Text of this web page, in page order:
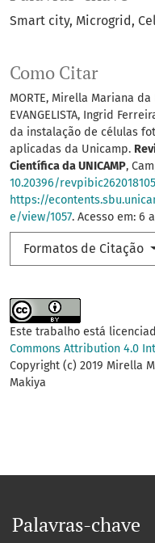
Smart city Microgrid
Como Citar
MORTE, Mirella Mariana da
EVANGELISTA, Ingrid
da instalação de células
aplicadas da Unicamp.
Científica da UNICAMP,
10.20396/
https://
e/view/1057. Acesso em: 6
Formatos de Citação
Este trabalho está
Commons Attribution 4.0
Copyright (c) 2019 Mirella
Makiya
Palavras-chave